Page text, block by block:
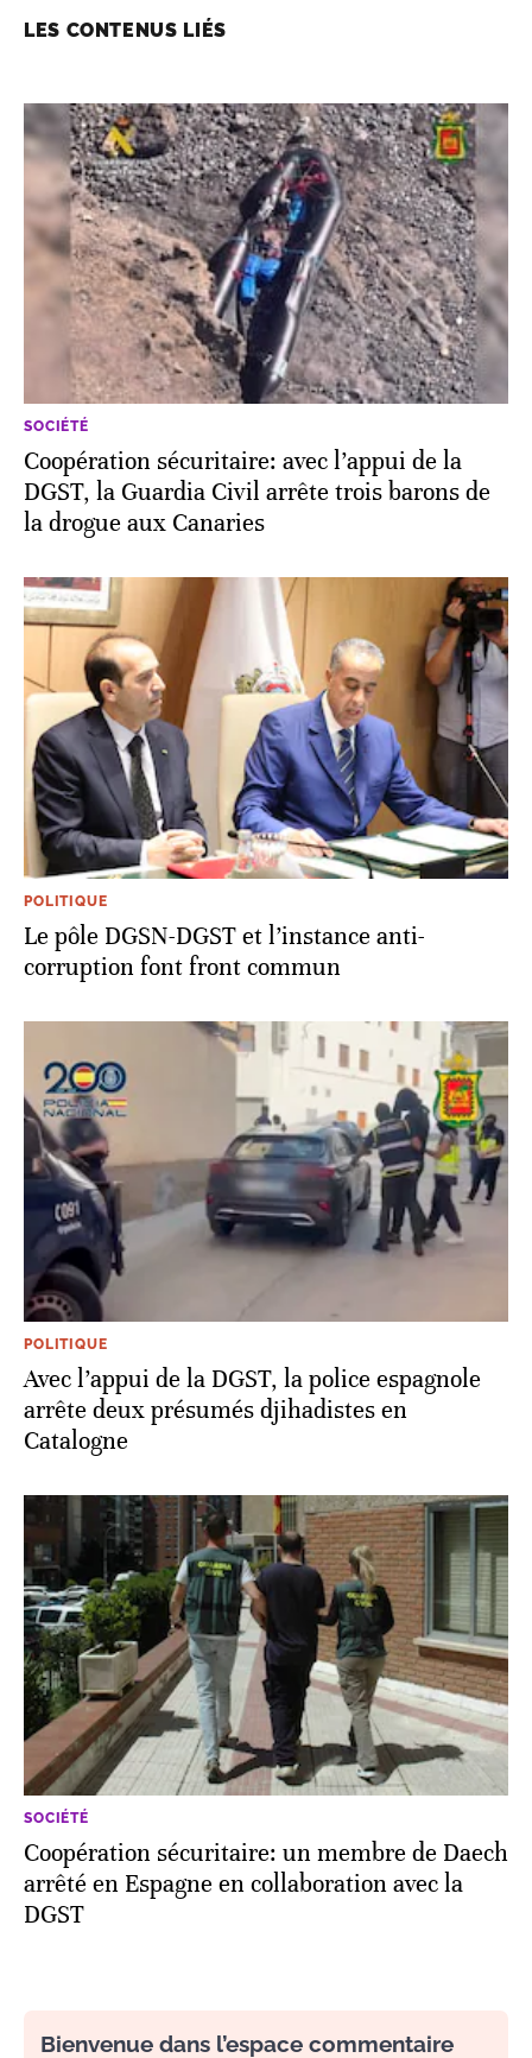
LES CONTENUS LIÉS
SOCIÉTÉ
Coopération sécuritaire: avec l’appui de la
DGST, la Guardia Civil arrête trois barons de
la drogue aux Canaries
POLITIQUE
Le pôle DGSN-DGST et l’instance anti-
corruption font front commun
POLITIQUE
Avec l’appui de la DGST, la police espagnole
arrête deux présumés djihadistes en
Catalogne
SOCIÉTÉ
Coopération sécuritaire: un membre de Daech
arrêté en Espagne en collaboration avec la
DGST
Bienvenue dans l’espace commentaire